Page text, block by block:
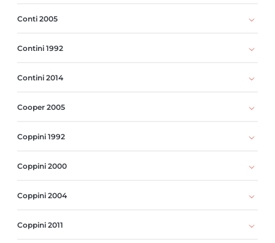
Conti 2005
Contini 1992
Contini 2014
Cooper 2005
Coppini 1992
Coppini 2000
Coppini 2004
Coppini 2011